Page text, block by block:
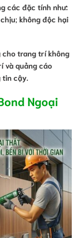
các đặc tính như:
; không độc hại
cho trang trí không
và quảng cáo
tin cậy.
Ngoại